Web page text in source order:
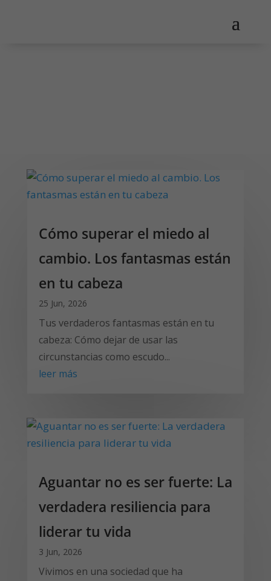
Cómo superar el miedo al
cambio. Los fantasmas están
en tu cabeza
25 Jun, 2026
Tus verdaderos fantasmas están en tu
cabeza: Cómo dejar de usar las
circunstancias como escudo...
leer más
Aguantar no es ser fuerte: La
verdadera resiliencia para
liderar tu vida
3 Jun, 2026
Vivimos en una sociedad que ha